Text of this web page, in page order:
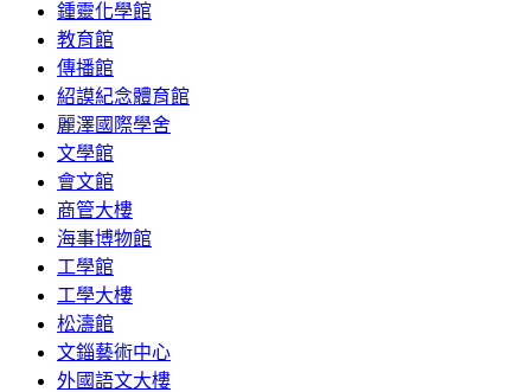
鍾靈化學館
教育館
傳播館
紹謨紀念體育館
麗澤國際學舍
文學館
會文館
商管大樓
海事博物館
工學館
工學大樓
松濤館
文錙藝術中心
外國語文大樓